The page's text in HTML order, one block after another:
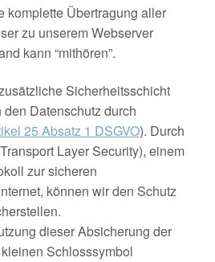
komplette Übertragung aller
zu unserem Webserver
kann “mithören”.
Sicherheitsschicht
Datenschutz durch
25 Absatz 1 DSGVO). Durch
Layer Security), einem
zur sicheren
können wir den Schutz
dieser Absicherung der
Schlosssymbol